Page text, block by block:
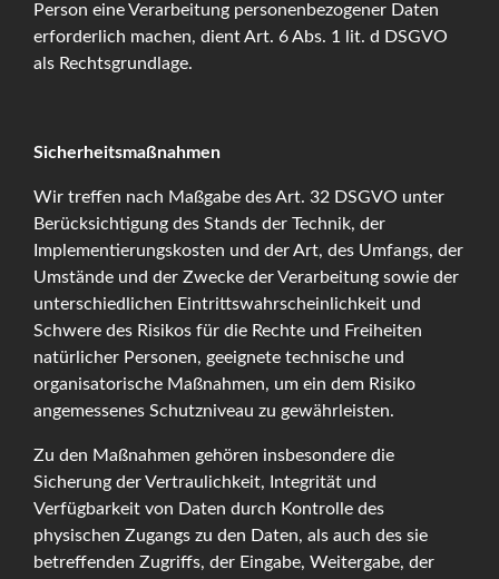
Person eine Verarbeitung personenbezogener Daten
erforderlich machen, dient Art. 6 Abs. 1 lit. d DSGVO
als Rechtsgrundlage.
Sicherheitsmaßnahmen
Wir treffen nach Maßgabe des Art. 32 DSGVO unter
Berücksichtigung des Stands der Technik, der
Implementierungskosten und der Art, des Umfangs, der
Umstände und der Zwecke der Verarbeitung sowie der
unterschiedlichen Eintrittswahrscheinlichkeit und
Schwere des Risikos für die Rechte und Freiheiten
natürlicher Personen, geeignete technische und
organisatorische Maßnahmen, um ein dem Risiko
angemessenes Schutzniveau zu gewährleisten.
Zu den Maßnahmen gehören insbesondere die
Sicherung der Vertraulichkeit, Integrität und
Verfügbarkeit von Daten durch Kontrolle des
physischen Zugangs zu den Daten, als auch des sie
betreffenden Zugriffs, der Eingabe, Weitergabe, der